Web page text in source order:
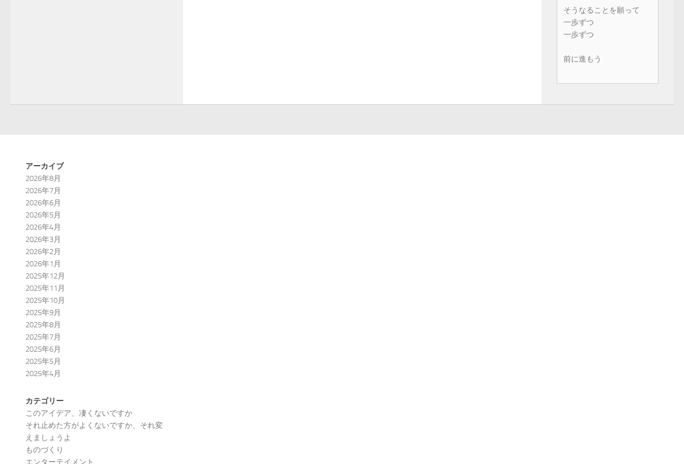
そうなることを願って
一歩ずつ
一歩ずつ
前に進もう
アーカイブ
2026年8月
2026年7月
2026年6月
2026年5月
2026年4月
2026年3月
2026年2月
2026年1月
2025年12月
2025年11月
2025年10月
2025年9月
2025年8月
2025年7月
2025年6月
2025年5月
2025年4月
カテゴリー
このアイデア、凄くないですか
それ止めた方がよくないですか、それ変
えましょうよ
ものづくり
エンターテイメント